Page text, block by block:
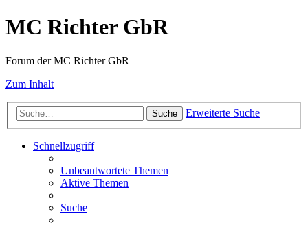
MC Richter GbR
Forum der MC Richter GbR
Zum Inhalt
Suche Erweiterte Suche
Schnellzugriff
Unbeantwortete Themen
Aktive Themen
Suche